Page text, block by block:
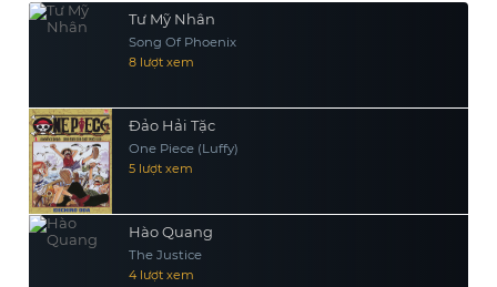
Tư Mỹ Nhân
Song Of Phoenix
8 lượt xem
Đảo Hải Tặc
One Piece (Luffy)
5 lượt xem
Hào Quang
The Justice
4 lượt xem